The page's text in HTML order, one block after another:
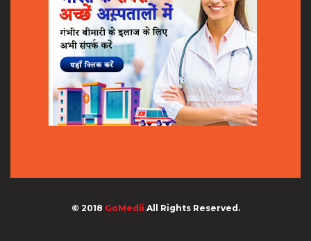
© 2018 GoMedii All Rights Reserved.